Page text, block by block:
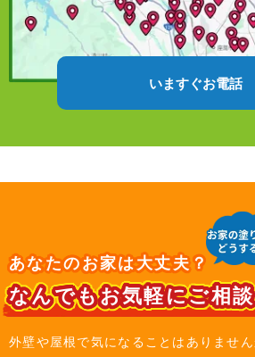
いますぐお電話
あなたのお家は大丈夫？
なんでもお気軽にご相
外壁や屋根で気になることはありませ